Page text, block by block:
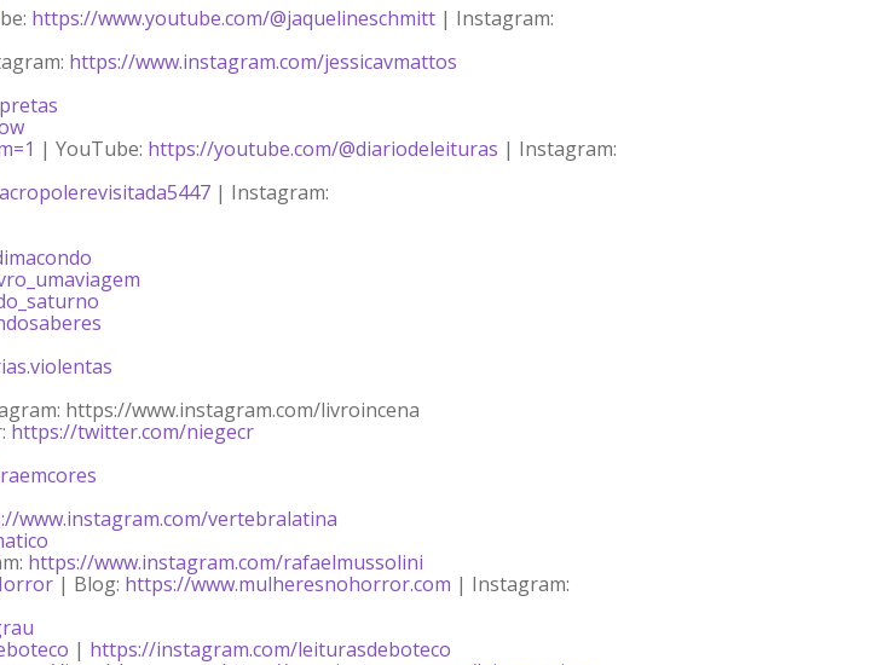
https://www.youtube.com/@jaquelineschmitt | Instagram:
https://www.instagram.com/jessicavmattos
| YouTube: https://youtube.com/@diariodeleituras | Instagram:
| Instagram:
https://www.instagram.com/livroincena
https://twitter.com/niegecr
www.instagram.com/vertebralatina
https://www.instagram.com/rafaelmussolini
| Blog: https://www.mulheresnohorror.com | Instagram:
| https://instagram.com/leiturasdeboteco